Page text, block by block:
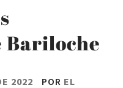
Bariloche
2022 POR EL